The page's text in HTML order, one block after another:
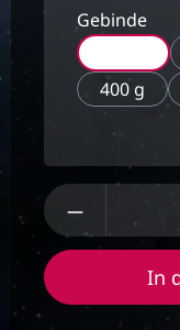
Gebinde
400 g
Produkt
In